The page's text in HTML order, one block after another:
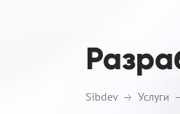
Sibdev Услуги